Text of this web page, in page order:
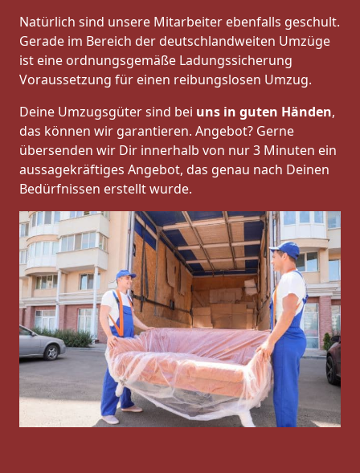
Natürlich sind unsere Mitarbeiter ebenfalls geschult.
Gerade im Bereich der deutschlandweiten Umzüge
ist eine ordnungsgemäße Ladungssicherung
Voraussetzung für einen reibungslosen Umzug.
Deine Umzugsgüter sind bei uns in guten Händen,
das können wir garantieren. Angebot? Gerne
übersenden wir Dir innerhalb von nur 3 Minuten ein
aussagekräftiges Angebot, das genau nach Deinen
Bedürfnissen erstellt wurde.